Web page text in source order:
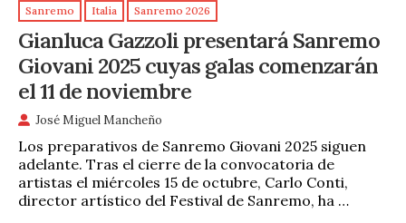
Sanremo Italia Sanremo 2026
Gianluca Gazzoli presentará Sanremo
Giovani 2025 cuyas galas comenzarán
el 11 de noviembre
José Miguel Mancheño
Los preparativos de Sanremo Giovani 2025 siguen
adelante. Tras el cierre de la convocatoria de
artistas el miércoles 15 de octubre, Carlo Conti,
director artístico del Festival de Sanremo, ha …